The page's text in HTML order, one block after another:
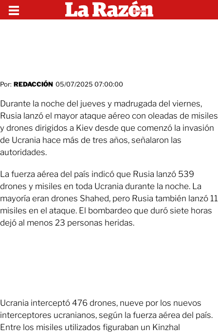
Por: REDACCIÓN 05/07/2025 07:00:00
Durante la noche del jueves y madrugada del viernes,
Rusia lanzó el mayor ataque aéreo con oleadas de misiles
y drones dirigidos a Kiev desde que comenzó la invasión
de Ucrania hace más de tres años, señalaron las
autoridades.
La fuerza aérea del país indicó que Rusia lanzó 539
drones y misiles en toda Ucrania durante la noche. La
mayoría eran drones Shahed, pero Rusia también lanzó 11
misiles en el ataque. El bombardeo que duró siete horas
dejó al menos 23 personas heridas.
Ucrania interceptó 476 drones, nueve por los nuevos
interceptores ucranianos, según la fuerza aérea del país.
Entre los misiles utilizados figuraban un Kinzhal